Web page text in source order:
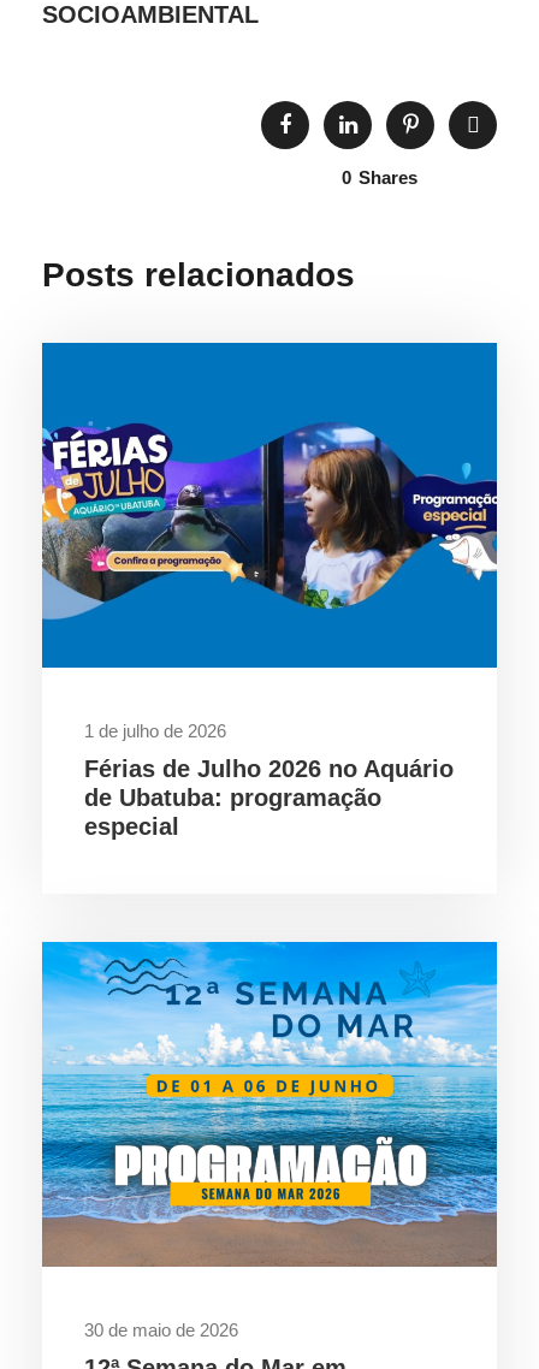
SOCIOAMBIENTAL
0 Shares
Posts relacionados
1 de julho de 2026
Férias de Julho 2026 no Aquário
de Ubatuba: programação
especial
30 de maio de 2026